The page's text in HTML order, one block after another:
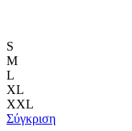
του
S
M
L
XL
XXL
Σύγκριση